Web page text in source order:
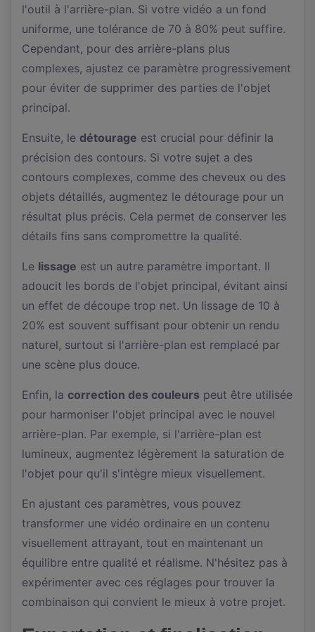
l'outil à l'arrière-plan. Si votre vidéo a un fond
uniforme, une tolérance de 70 à 80% peut suffire.
Cependant, pour des arrière-plans plus
complexes, ajustez ce paramètre progressivement
pour éviter de supprimer des parties de l'objet
principal.
Ensuite, le détourage est crucial pour définir la
précision des contours. Si votre sujet a des
contours complexes, comme des cheveux ou des
objets détaillés, augmentez le détourage pour un
résultat plus précis. Cela permet de conserver les
détails fins sans compromettre la qualité.
Le lissage est un autre paramètre important. Il
adoucit les bords de l'objet principal, évitant ainsi
un effet de découpe trop net. Un lissage de 10 à
20% est souvent suffisant pour obtenir un rendu
naturel, surtout si l'arrière-plan est remplacé par
une scène plus douce.
Enfin, la correction des couleurs peut être utilisée
pour harmoniser l'objet principal avec le nouvel
arrière-plan. Par exemple, si l'arrière-plan est
lumineux, augmentez légèrement la saturation de
l'objet pour qu'il s'intègre mieux visuellement.
En ajustant ces paramètres, vous pouvez
transformer une vidéo ordinaire en un contenu
visuellement attrayant, tout en maintenant un
équilibre entre qualité et réalisme. N'hésitez pas à
expérimenter avec ces réglages pour trouver la
combinaison qui convient le mieux à votre projet.